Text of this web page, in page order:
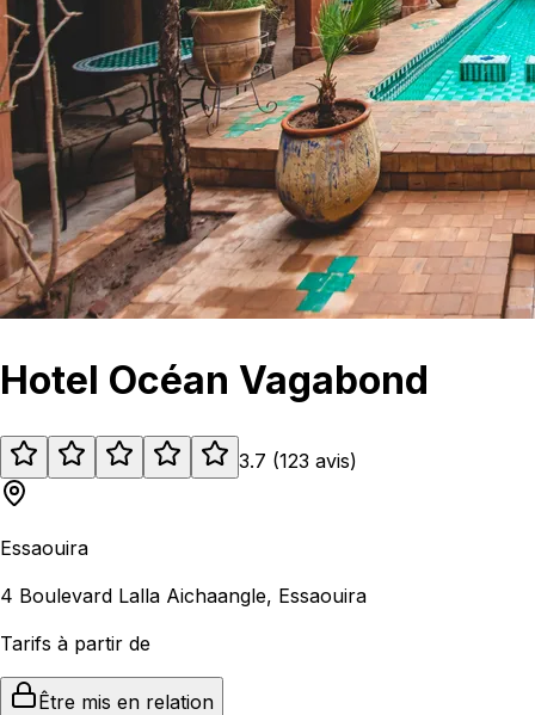
Hotel Océan Vagabond
3.7 (123 avis)
Essaouira
4 Boulevard Lalla Aichaangle, Essaouira
Tarifs à partir de
Être mis en relation